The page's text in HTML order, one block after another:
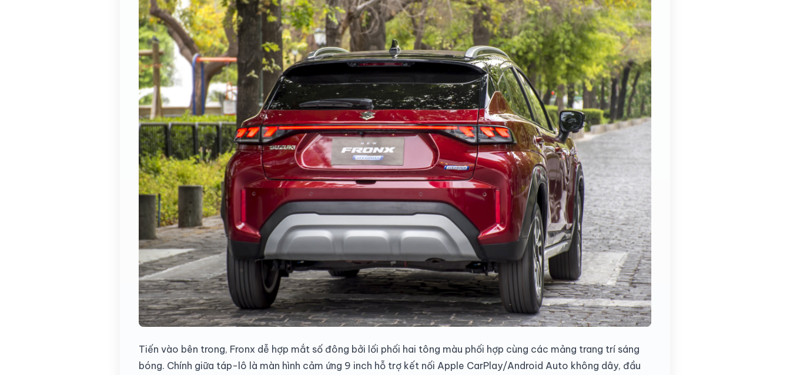
Tiến vào bên trong, Fronx dễ hợp mắt số đông bởi lối phối hai tông màu phối hợp cùng các mảng trang trí sáng
bóng. Chính giữa táp-lô là màn hình cảm ứng 9 inch hỗ trợ kết nối Apple CarPlay/Android Auto không dây, đầu